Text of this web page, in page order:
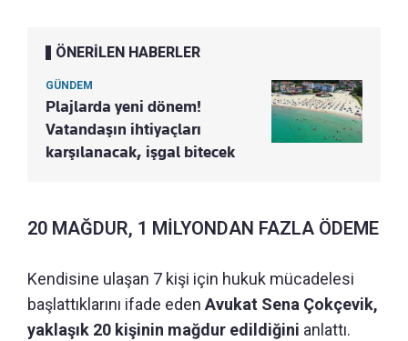
ÖNERİLEN HABERLER
GÜNDEM
Plajlarda yeni dönem!
Vatandaşın ihtiyaçları
karşılanacak, işgal bitecek
20 MAĞDUR, 1 MİLYONDAN FAZLA ÖDEME
Kendisine ulaşan 7 kişi için hukuk mücadelesi
başlattıklarını ifade eden Avukat Sena Çokçevik,
yaklaşık 20 kişinin mağdur edildiğini anlattı.